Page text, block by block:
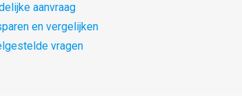
aanvraag
en vergelijken
vragen